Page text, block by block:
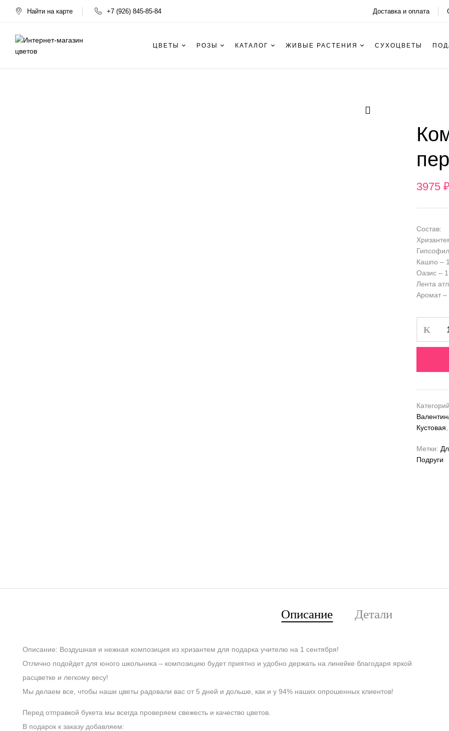
Найти на карте +7 (926) 845-85-84 Доставка и оплата
ЦВЕТЫ РОЗЫ КАТАЛОГ ЖИВЫЕ РАСТЕНИЯ СУХОЦВЕТЫ
3975₽
Состав:
Кашпо –
Оазис – 1
Лента
Аромат –
Кустовая
Метки:
Подруги
Описание Детали
Описание: Воздушная и нежная композиция из хризантем для подарка учителю на 1 сентября!
Отлично подойдет для юного школьника – композицию будет приятно и удобно держать на линейке благодаря яркой
расцветке и легкому весу!
Мы делаем все, чтобы наши цветы радовали вас от 5 дней и дольше, как и у 94% наших опрошенных клиентов!
Перед отправкой букета мы всегда проверяем свежесть и качество цветов.
В подарок к заказу добавляем: